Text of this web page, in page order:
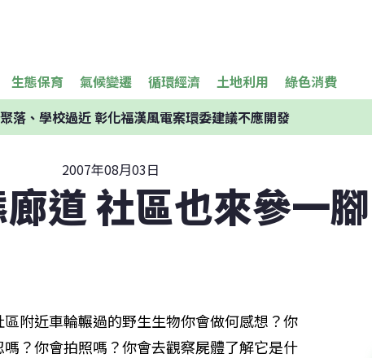
生態保育 氣候變遷 循環經濟 土地利用 綠色消費
落、學校過近 彰化福漢風電案環委建議不應開發
2007年08月03日
道 社區也來參一腳
區附近車輪輾過的野生生物你會做何感想？你
嗎？你會拍照嗎？你會去觀察屍體了解它是什